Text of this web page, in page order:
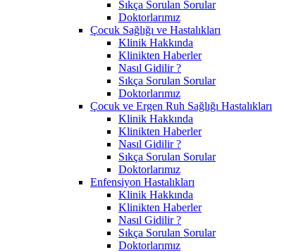
Sıkça Sorulan Sorular
Doktorlarımız
Çocuk Sağlığı ve Hastalıkları
Klinik Hakkında
Klinikten Haberler
Nasıl Gidilir ?
Sıkça Sorulan Sorular
Doktorlarımız
Çocuk ve Ergen Ruh Sağlığı Hastalıkları
Klinik Hakkında
Klinikten Haberler
Nasıl Gidilir ?
Sıkça Sorulan Sorular
Doktorlarımız
Enfensiyon Hastalıkları
Klinik Hakkında
Klinikten Haberler
Nasıl Gidilir ?
Sıkça Sorulan Sorular
Doktorlarımız